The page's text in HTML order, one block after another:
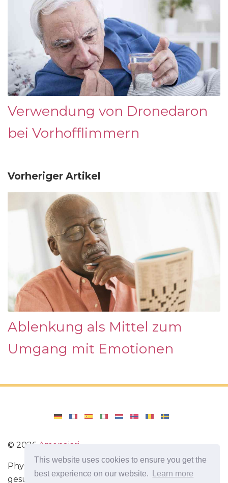
This website uses cookies to ensure you get the
best experience on our website.
Learn more
Verwendung von Dronedaron
bei Vorhofflimmern
Vorheriger Artikel
Ablenkung als Mittel zum
Umgang mit Emotionen
© 2026 Amenajari
Physische Übungen. Diäten und Rezepte für eine
gesunde Ernährung. Übungen für das Gehirn.